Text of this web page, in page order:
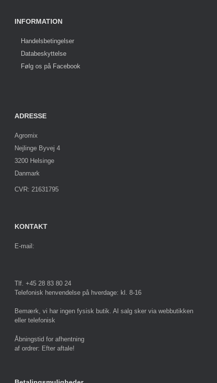
INFORMATION
Handelsbetingelser
Databeskyttelse
Følg os på Facebook
ADRESSE
Agromix
Nejlinge Byvej 4
3200 Helsinge
Danmark
CVR: 21631795
KONTAKT
E-mail:
Tlf. +45 28 83 80 24
Telefonisk henvendelse på hverdage: kl. 8-16
Bemærk, vi har ingen fysisk butik. Al salg sker via webbutikken
eller telefonisk
Åbningstid for afhentning
af ordrer: Efter aftale!